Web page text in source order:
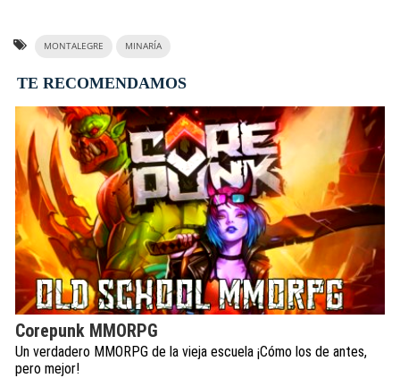
MONTALEGRE MINARÍA
TE RECOMENDAMOS
Corepunk MMORPG
Un verdadero MMORPG de la vieja escuela ¡Cómo los de antes,
pero mejor!